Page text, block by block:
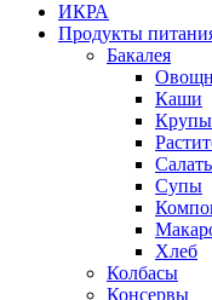
ИКРА
Продукты
Бакалея
Каши
Крупы
Супы
Хлеб
Колбасы
Консервы